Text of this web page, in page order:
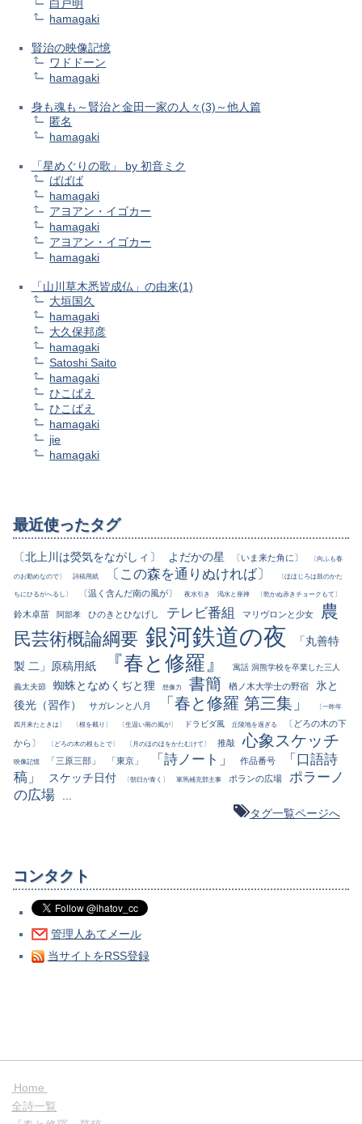
白戸明
hamagaki
賢治の映像記憶
ワドドーン
hamagaki
身も魂も～賢治と金田一家の人々(3)～他人篇
匿名
hamagaki
「星めぐりの歌」 by 初音ミク
ばばば
hamagaki
アヨアン・イゴカー
hamagaki
アヨアン・イゴカー
hamagaki
「山川草木悉皆成仏」の由来(1)
大垣国久
hamagaki
大久保邦彦
hamagaki
Satoshi Saito
hamagaki
ひこばえ
ひこばえ
hamagaki
jie
hamagaki
最近使ったタグ
〔北上川は熒気をながしィ〕 よだかの星 〔いま来た角に〕 〔向ふも春
のお勤めなので〕 詩稿用紙 〔この森を通りぬければ〕 〔ほほじろは鼓のかた
ちにひるがへるし〕 〔温く含んだ南の風が〕 夜水引き 渇水と座禅 〔乾かぬ赤きチョークもて〕
鈴木卓苗 阿部孝 ひのきとひなげし テレビ番組 マリヴロンと少女
農
民芸術概論綱要 銀河鉄道の夜
「丸善特
製 二」原稿用紙
『春と修羅』 寓話 洞熊学校を卒業した三人
義太夫節 蜘蛛となめくぢと狸 想像力 書簡 楢ノ木大学士の野宿
氷と
後光（習作）
サガレンと八月 「春と修羅 第三集」 〔一昨年
四月来たときは〕 〔根を截り〕 〔生温い南の風が〕 ドラビダ風 丘陵地を過ぎる
〔どろの木の下
から〕
〔どろの木の根もとで〕 〔月のほのほをかたむけて〕 推敲 心象スケッチ
映像記憶 「三原三部」 「東京」 「詩ノート」 作品番号
「口語詩
稿」
スケッチ日付 〔朝日が青く〕 軍馬補充部主事 ポランの広場
ポラーノ
の広場
...
タグ一覧ページへ
コンタクト
管理人あてメール
当サイトをRSS登録
Home
全詩一覧